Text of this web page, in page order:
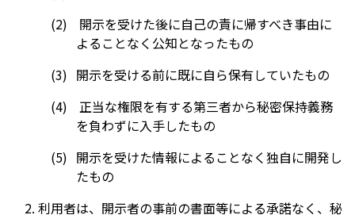
開示を受けた後に自己の責に帰すべき事由に
よることなく公知となったもの
開示を受ける前に既に自ら保有していたもの
正当な権限を有する第三者から秘密保持義務
を負わずに入手したもの
開示を受けた情報によることなく独自に開発し
たもの
利用者は、開示者の事前の書面等による承諾なく、秘